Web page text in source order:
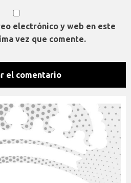
electrónico y web en este
vez que comente.